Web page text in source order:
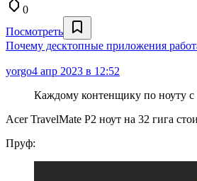
0
Посмотреть
Почему десктопные приложения
yorgo4 апр 2023 в 12:52
Каждому контенщику по ноуту
Acer TravelMate P2 ноут на 32 гига
Пруф: